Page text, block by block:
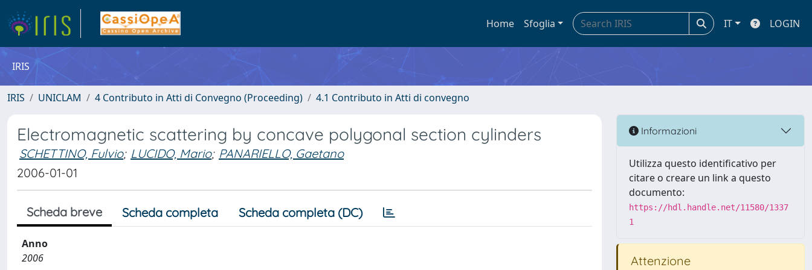
Home Sfoglia IT LOGIN
IRIS
IRIS UNICLAM 4 Contributo in Atti di Convegno (Proceeding) 4.1 Contributo in Atti di convegno
Electromagnetic scattering by concave polygonal section cylinders
SCHETTINO, Fulvio; LUCIDO, Mario; PANARIELLO, Gaetano
2006-01-01
Scheda breve Scheda completa Scheda completa (DC)
Anno
2006
Informazioni
Utilizza questo identificativo per
citare o creare un link a questo
documento:
https://hdl.handle.net/11580/1337
1
Attenzione